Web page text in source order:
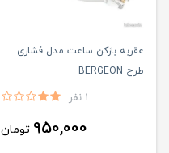
عقربه بازکن ساعت مدل فشاری
طرح BERGEON
1 نفر
950,000 تومان